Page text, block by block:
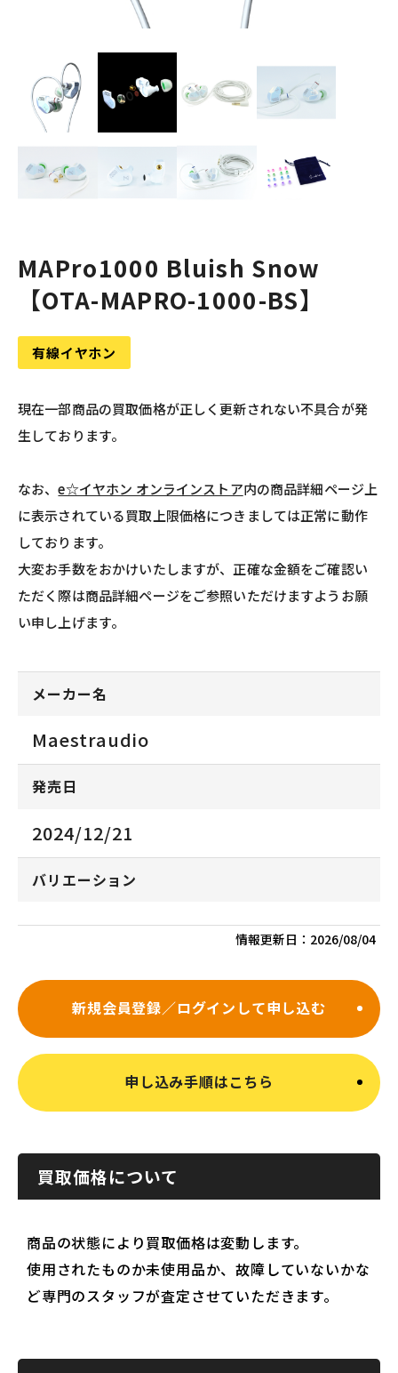
MAPro1000 Bluish Snow
【OTA-MAPRO-1000-BS】
有線イヤホン
現在一部商品の買取価格が正しく更新されない不具合が発
生しております。
なお、e☆イヤホン オンラインストア内の商品詳細ページ上
に表示されている買取上限価格につきましては正常に動作
しております。
大変お手数をおかけいたしますが、正確な金額をご確認い
ただく際は商品詳細ページをご参照いただけますようお願
い申し上げます。
メーカー名
Maestraudio
発売日
2024/12/21
バリエーション
情報更新日： 2026/08/04
新規会員登録／ログインして申し込む
申し込み手順はこちら
買取価格について
商品の状態により買取価格は変動します。
使用されたものか未使用品か、故障していないかな
ど専門のスタッフが査定させていただきます。